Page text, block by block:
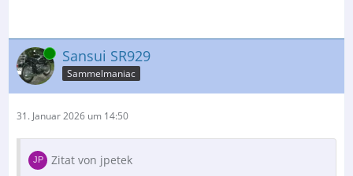
Online Sansui SR929
Sammelmaniac
31. Januar 2026 um 14:50
Zitat von jpetek